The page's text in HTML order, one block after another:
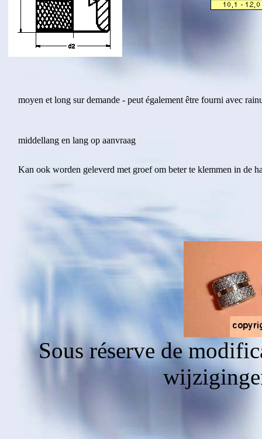
moyen et long sur demande - peut également être fourni avec
middellang en lang op aanvraag
Kan ook worden geleverd met groef om beter te klemmen in de
Sous réserve de